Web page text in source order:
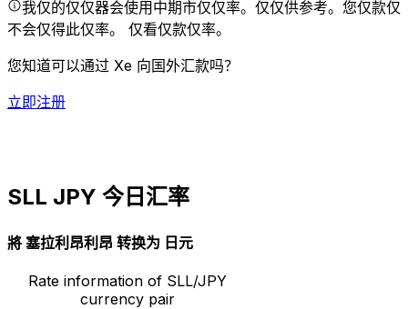
我仅的仅仅器会使用中期市仅仅率。仅仅供参考。您仅款仅
不会仅得此仅率。 仅看仅款仅率。
您知道可以通过 Xe 向国外汇款吗？
立即注册
SLL JPY 今日汇率
將 塞拉利昂利昂 转换为 日元
Rate information of SLL/JPY
currency pair